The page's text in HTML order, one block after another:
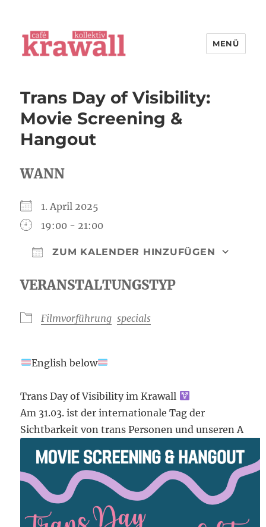
MENÜ
Trans Day of Visibility:
Movie Screening &
Hangout
WANN
1. April 2025
19:00 - 21:00
ZUM KALENDER HINZUFÜGEN
VERANSTALTUNGSTYP
Filmvorführung specials
English below
Trans Day of Visibility im Krawall
Am 31.03. ist der internationale Tag der
Sichtbarkeit von trans Personen und unseren A